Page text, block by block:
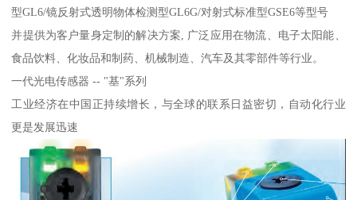
型GL6/镜反射式透明物体检测型GL6G/对射式标准型GSE6等型号
并提供为客户量身定制的解决方案, 广泛应用在物流、电子太阳能、
食品饮料、化妆品和制药、机械制造、汽车及其零部件等行业。
一代光电传感器 -- "基"系列
工业经济在中国正持续增长，与全球的联系日益密切，自动化行业
更是发展迅速